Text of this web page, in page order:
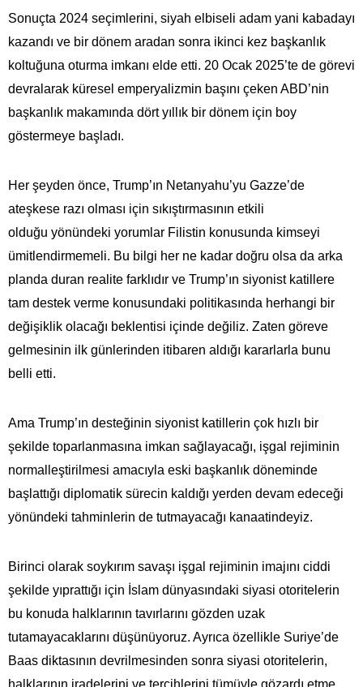
Sonuçta 2024 seçimlerini, siyah elbiseli adam yani kabadayı
kazandı ve bir dönem aradan sonra ikinci kez başkanlık
koltuğuna oturma imkanı elde etti. 20 Ocak 2025’te de görevi
devralarak küresel emperyalizmin başını çeken ABD’nin
başkanlık makamında dört yıllık bir dönem için boy
göstermeye başladı.
Her şeyden önce, Trump’ın Netanyahu’yu Gazze’de
ateşkese razı olması için sıkıştırmasının etkili
olduğu yönündeki yorumlar Filistin konusunda kimseyi
ümitlendirmemeli. Bu bilgi her ne kadar doğru olsa da arka
planda duran realite farklıdır ve Trump’ın siyonist katillere
tam destek verme konusundaki politikasında herhangi bir
değişiklik olacağı beklentisi içinde değiliz. Zaten göreve
gelmesinin ilk günlerinden itibaren aldığı kararlarla bunu
belli etti.
Ama Trump’ın desteğinin siyonist katillerin çok hızlı bir
şekilde toparlanmasına imkan sağlayacağı, işgal rejiminin
normalleştirilmesi amacıyla eski başkanlık döneminde
başlattığı diplomatik sürecin kaldığı yerden devam edeceği
yönündeki tahminlerin de tutmayacağı kanaatindeyiz.
Birinci olarak soykırım savaşı işgal rejiminin imajını ciddi
şekilde yıprattığı için İslam dünyasındaki siyasi otoritelerin
bu konuda halklarının tavırlarını gözden uzak
tutamayacaklarını düşünüyoruz. Ayrıca özellikle Suriye’de
Baas diktasının devrilmesinden sonra siyasi otoritelerin,
halklarının iradelerini ve tercihlerini tümüyle gözardı etme